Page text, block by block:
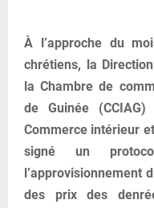
À l’approche du
chrétiens, la
la Chambre de
de Guinée
Commerce intérieur
signé un
l’approvisionnement
des prix des